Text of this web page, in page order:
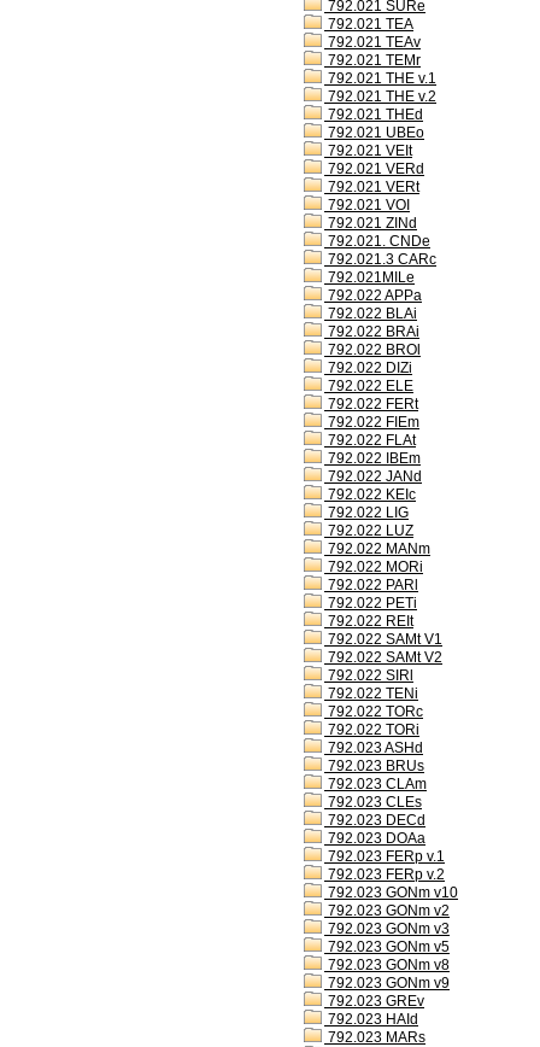
792.021 SURe
792.021 TEA
792.021 TEAv
792.021 TEMr
792.021 THE v.1
792.021 THE v.2
792.021 THEd
792.021 UBEo
792.021 VEIt
792.021 VERd
792.021 VERt
792.021 VOI
792.021 ZINd
792.021. CNDe
792.021.3 CARc
792.021MILe
792.022 APPa
792.022 BLAi
792.022 BRAi
792.022 BROl
792.022 DIZi
792.022 ELE
792.022 FERt
792.022 FIEm
792.022 FLAt
792.022 IBEm
792.022 JANd
792.022 KEIc
792.022 LIG
792.022 LUZ
792.022 MANm
792.022 MORi
792.022 PARl
792.022 PETi
792.022 REIt
792.022 SAMt V1
792.022 SAMt V2
792.022 SIRl
792.022 TENi
792.022 TORc
792.022 TORi
792.023 ASHd
792.023 BRUs
792.023 CLAm
792.023 CLEs
792.023 DECd
792.023 DOAa
792.023 FERp v.1
792.023 FERp v.2
792.023 GONm v10
792.023 GONm v2
792.023 GONm v3
792.023 GONm v5
792.023 GONm v8
792.023 GONm v9
792.023 GREv
792.023 HAId
792.023 MARs